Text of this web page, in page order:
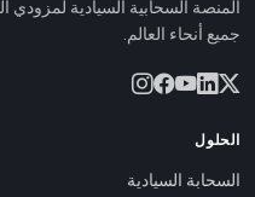
المنصة السحابية السيادية
جميع أنحاء العالم.
الحلول
السحابة السيادية